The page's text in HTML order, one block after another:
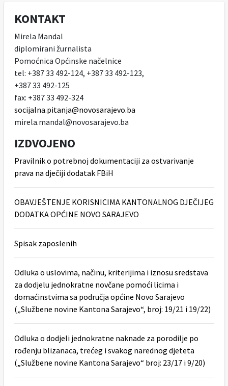
KONTAKT
Mirela Mandal
diplomirani žurnalista
Pomoćnica Općinske načelnice
tel: +387 33 492-124, +387 33 492-123,
+387 33 492-125
fax: +387 33 492-324
socijalna.pitanja@novosarajevo.ba
mirela.mandal@novosarajevo.ba
IZDVOJENO
Pravilnik o potrebnoj dokumentaciji za ostvarivanje
prava na dječiji dodatak FBiH
OBAVJEŠTENJE KORISNICIMA KANTONALNOG DJEČIJEG
DODATKA OPĆINE NOVO SARAJEVO
Spisak zaposlenih
Odluka o uslovima, načinu, kriterijima i iznosu sredstava
za dodjelu jednokratne novčane pomoći licima i
domaćinstvima sa područja općine Novo Sarajevo
(„Službene novine Kantona Sarajevo“, broj: 19/21 i 19/22)
Odluka o dodjeli jednokratne naknade za porodilje po
rođenju blizanaca, trećeg i svakog narednog djeteta
(„Službene novine Kantona Sarajevo“ broj: 23/17 i 9/20)